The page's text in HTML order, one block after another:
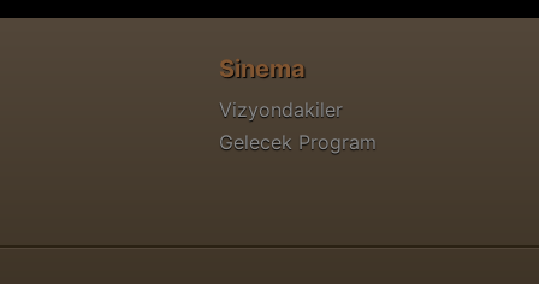
Sinema
Vizyondakiler
Gelecek Program